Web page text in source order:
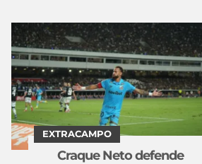
Craque Neto defende
EXTRACAMPO